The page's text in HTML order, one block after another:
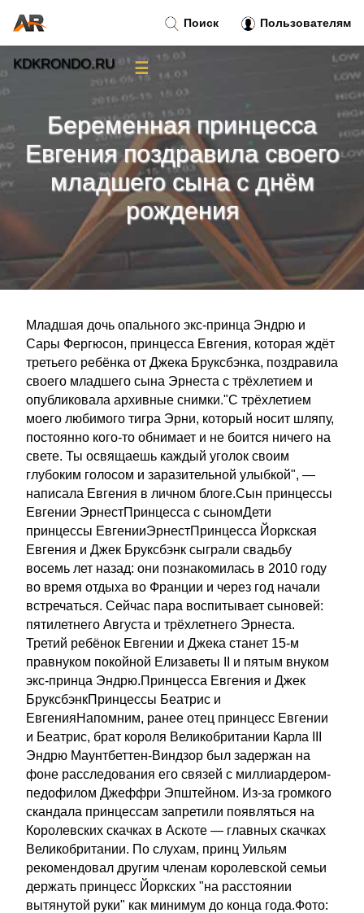
Беременная принцесса
Евгения поздравила своего
младшего сына с днём
рождения
Младшая дочь опального экс-принца Эндрю и
Сары Фергюсон, принцесса Евгения, которая ждёт
третьего ребёнка от Джека Бруксбэнка, поздравила
своего младшего сына Эрнеста с трёхлетием и
опубликовала архивные снимки."С трёхлетием
моего любимого тигра Эрни, который носит шляпу,
постоянно кого-то обнимает и не боится ничего на
свете. Ты освящаешь каждый уголок своим
глубоким голосом и заразительной улыбкой", —
написала Евгения в личном блоге.Сын принцессы
Евгении ЭрнестПринцесса с сыномДети
принцессы ЕвгенииЭрнестПринцесса Йоркская
Евгения и Джек Бруксбэнк сыграли свадьбу
восемь лет назад: они познакомилась в 2010 году
во время отдыха во Франции и через год начали
встречаться. Сейчас пара воспитывает сыновей:
пятилетнего Августа и трёхлетнего Эрнеста.
Третий ребёнок Евгении и Джека станет 15-м
правнуком покойной Елизаветы II и пятым внуком
экс-принца Эндрю.Принцесса Евгения и Джек
БруксбэнкПринцессы Беатрис и
ЕвгенияНапомним, ранее отец принцесс Евгении
и Беатрис, брат короля Великобритании Карла III
Эндрю Маунтбеттен-Виндзор был задержан на
фоне расследования его связей с миллиардером-
педофилом Джеффри Эпштейном. Из-за громкого
скандала принцессам запретили появляться на
Королевских скачках в Аскоте — главных скачках
Великобритании. По слухам, принц Уильям
рекомендовал другим членам королевской семьи
держать принцесс Йоркских "на расстоянии
вытянутой руки" как минимум до конца года.Фото:
Поиск Пользователям
KDKRONDO.RU ☰
Тренды новостей»
Рубрики»
Правила»
Контакт